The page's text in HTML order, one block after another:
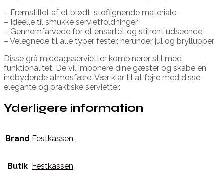
– Fremstillet af et blødt, stoflignende materiale
– Ideelle til smukke servietfoldninger
– Gennemfarvede for et ensartet og stilrent udseende
– Velegnede til alle typer fester, herunder jul og bryllupper
Disse grå middagsservietter kombinerer stil med
funktionalitet. De vil imponere dine gæster og skabe en
indbydende atmosfære. Vær klar til at fejre med disse
elegante og praktiske servietter.
Yderligere information
Brand Festkassen
Butik Festkassen